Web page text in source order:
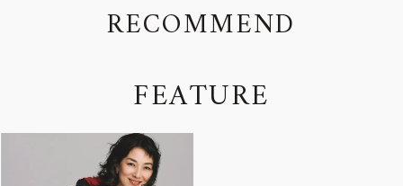
RECOMMEND
FEATURE